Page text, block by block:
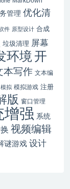
管理 优化清
件 原型设计 合成
垃圾清理 屏幕
环境开
本写作 文本编
模拟 模拟游戏 注册
版 窗口管理
增强 系统
视频编辑
谜游戏 设计